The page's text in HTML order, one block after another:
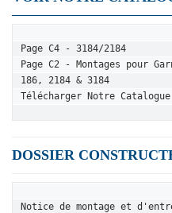
Page C4 - 3184/2184
Page C2 - Montages pour
186, 2184 & 3184
Télécharger Notre Catalogue
DOSSIER
Notice de montage et